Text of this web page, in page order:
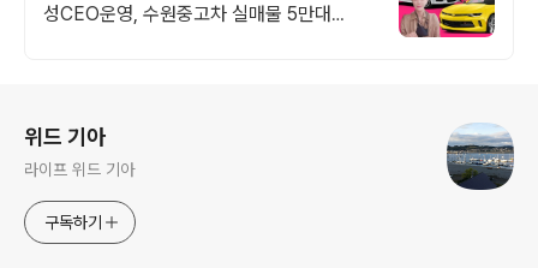
성CEO운영, 수원중고차 실매물 5만대
위드 기아
라이프 위드 기아
구독하기